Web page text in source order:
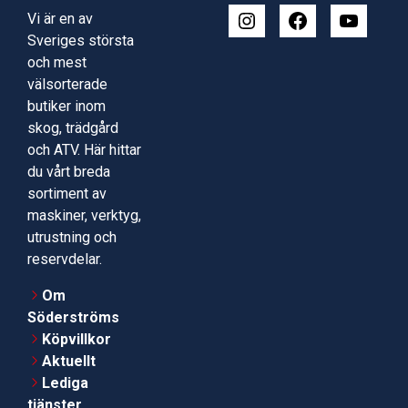
Vi är en av
Sveriges största
och mest
välsorterade
butiker inom
skog, trädgård
och ATV. Här hittar
du vårt breda
sortiment av
maskiner, verktyg,
utrustning och
reservdelar.
Om
Söderströms
Köpvillkor
Aktuellt
Lediga
tjänster